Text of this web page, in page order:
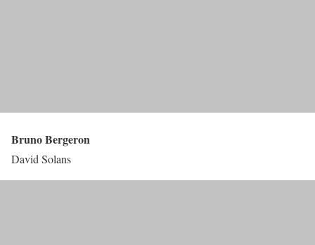
Bruno Bergeron
David Solans